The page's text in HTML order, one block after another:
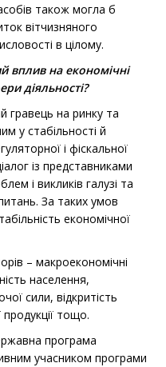
також могла б
вітчизняного
в цілому.
вплив на економічні
діяльності?
гравець на ринку та
у стабільності й
і фіскальної
із представниками
і викликів галузі та
За таких умов
економічної
– макроекономічні
населення,
сили, відкритість
продукції тощо.
програма
учасником програми